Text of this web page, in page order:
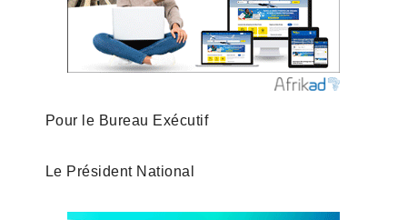
Pour le Bureau Exécutif
Le Président National